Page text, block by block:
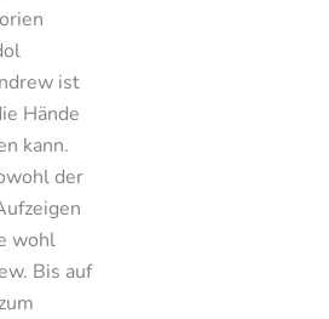
ist
Hände
kann.
der
wohl
Bis auf